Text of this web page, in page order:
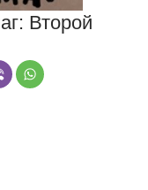
Второй